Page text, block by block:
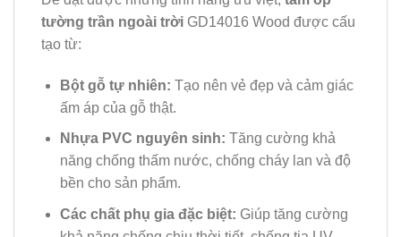
tường trần ngoài trời GD14016 Wood được cấu
tạo từ:
Bột gỗ tự nhiên: Tạo nên vẻ đẹp và cảm giác
ấm áp của gỗ thật.
Nhựa PVC nguyên sinh: Tăng cường khả
năng chống thấm nước, chống cháy lan và độ
bền cho sản phẩm.
Các chất phụ gia đặc biệt: Giúp tăng cường